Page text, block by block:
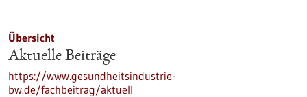
Übersicht
Aktuelle Beiträge
https://www.gesundheitsindustrie-
bw.de/fachbeitrag/aktuell